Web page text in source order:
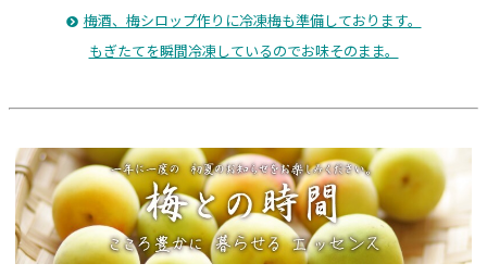
梅酒、梅シロップ作りに冷凍梅も準備しております。
もぎたてを瞬間冷凍しているのでお味そのまま。